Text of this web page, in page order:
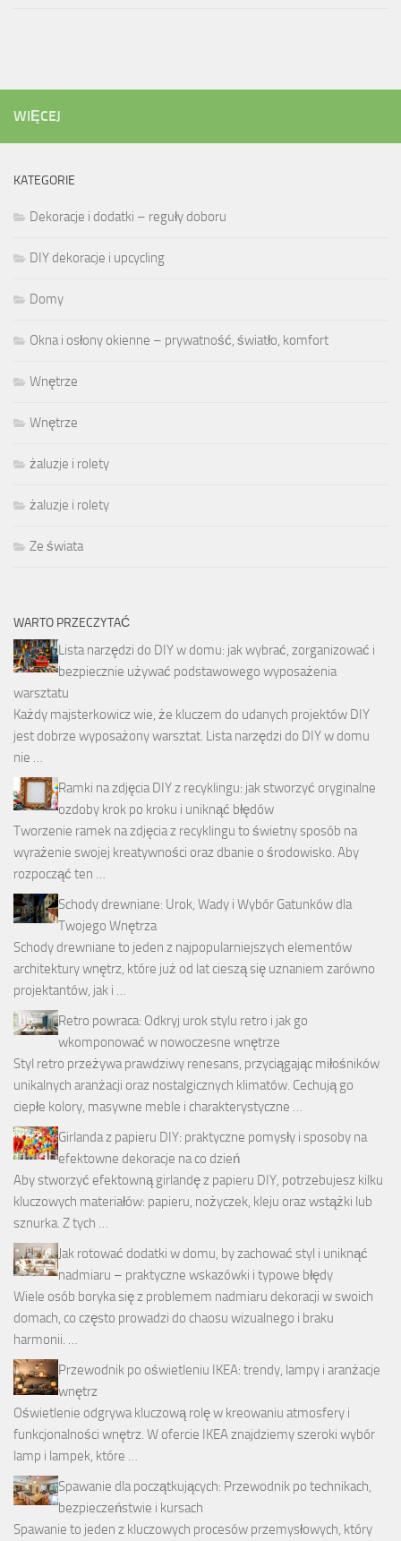
WIĘCEJ
KATEGORIE
Dekoracje i dodatki – reguły doboru
DIY dekoracje i upcycling
Domy
Okna i osłony okienne – prywatność, światło, komfort
Wnętrze
Wnętrze
żaluzje i rolety
żaluzje i rolety
Ze świata
WARTO PRZECZYTAĆ
Lista narzędzi do DIY w domu: jak wybrać, zorganizować i
bezpiecznie używać podstawowego wyposażenia
warsztatu
Każdy majsterkowicz wie, że kluczem do udanych projektów DIY
jest dobrze wyposażony warsztat. Lista narzędzi do DIY w domu
nie …
Ramki na zdjęcia DIY z recyklingu: jak stworzyć oryginalne
ozdoby krok po kroku i uniknąć błędów
Tworzenie ramek na zdjęcia z recyklingu to świetny sposób na
wyrażenie swojej kreatywności oraz dbanie o środowisko. Aby
rozpocząć ten …
Schody drewniane: Urok, Wady i Wybór Gatunków dla
Twojego Wnętrza
Schody drewniane to jeden z najpopularniejszych elementów
architektury wnętrz, które już od lat cieszą się uznaniem zarówno
projektantów, jak i …
Retro powraca: Odkryj urok stylu retro i jak go
wkomponować w nowoczesne wnętrze
Styl retro przeżywa prawdziwy renesans, przyciągając miłośników
unikalnych aranżacji oraz nostalgicznych klimatów. Cechują go
ciepłe kolory, masywne meble i charakterystyczne …
Girlanda z papieru DIY: praktyczne pomysły i sposoby na
efektowne dekoracje na co dzień
Aby stworzyć efektowną girlandę z papieru DIY, potrzebujesz kilku
kluczowych materiałów: papieru, nożyczek, kleju oraz wstążki lub
sznurka. Z tych …
Jak rotować dodatki w domu, by zachować styl i uniknąć
nadmiaru – praktyczne wskazówki i typowe błędy
Wiele osób boryka się z problemem nadmiaru dekoracji w swoich
domach, co często prowadzi do chaosu wizualnego i braku
harmonii. …
Przewodnik po oświetleniu IKEA: trendy, lampy i aranżacje
wnętrz
Oświetlenie odgrywa kluczową rolę w kreowaniu atmosfery i
funkcjonalności wnętrz. W ofercie IKEA znajdziemy szeroki wybór
lamp i lampek, które …
Spawanie dla początkujących: Przewodnik po technikach,
bezpieczeństwie i kursach
Spawanie to jeden z kluczowych procesów przemysłowych, który